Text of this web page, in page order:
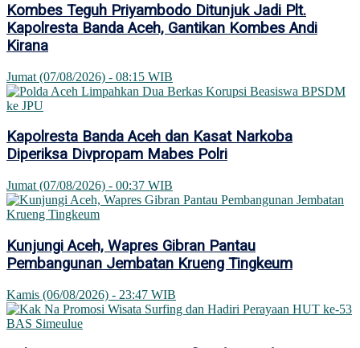
Kombes Teguh Priyambodo Ditunjuk Jadi Plt.
Kapolresta Banda Aceh, Gantikan Kombes Andi
Kirana
Jumat (07/08/2026) - 08:15 WIB
Kapolresta Banda Aceh dan Kasat Narkoba
Diperiksa Divpropam Mabes Polri
Jumat (07/08/2026) - 00:37 WIB
Kunjungi Aceh, Wapres Gibran Pantau
Pembangunan Jembatan Krueng Tingkeum
Kamis (06/08/2026) - 23:47 WIB